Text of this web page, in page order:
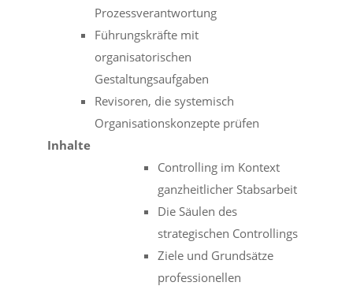
Prozessverantwortung
Führungskräfte mit
organisatorischen
Gestaltungsaufgaben
Revisoren, die systemisch
Organisationskonzepte prüfen
Inhalte
Controlling im Kontext
ganzheitlicher Stabsarbeit
Die Säulen des
strategischen Controllings
Ziele und Grundsätze
professionellen